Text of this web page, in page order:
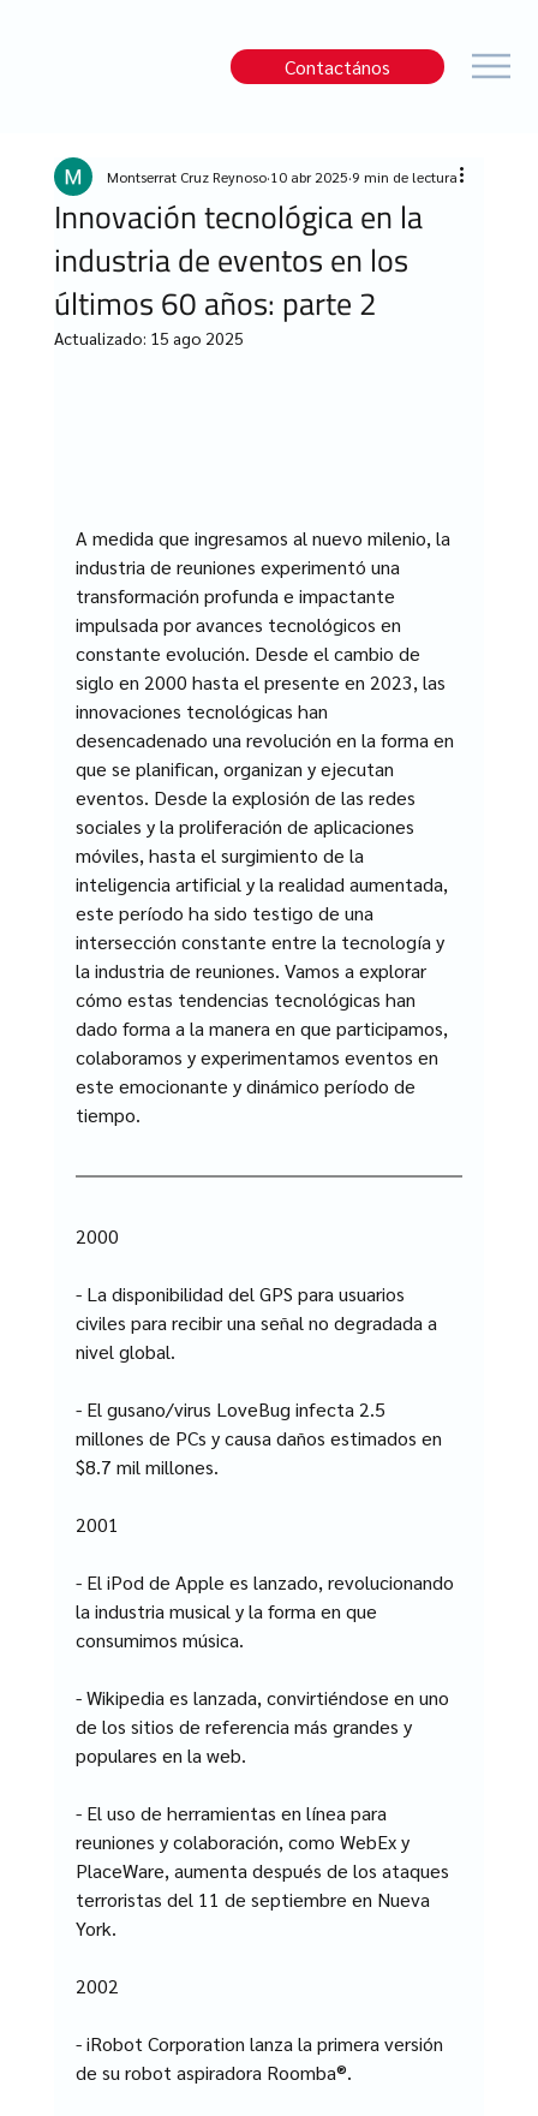
Contactános
Innovación tecnológica en la
industria de eventos en los
últimos 60 años: parte 2
Montserrat Cruz Reynoso 10 abr 2025 9 min de lectura
Actualizado: 15 ago 2025
A medida que ingresamos al nuevo milenio, la
industria de reuniones experimentó una
transformación profunda e impactante
impulsada por avances tecnológicos en
constante evolución. Desde el cambio de
siglo en 2000 hasta el presente en 2023, las
innovaciones tecnológicas han
desencadenado una revolución en la forma en
que se planifican, organizan y ejecutan
eventos. Desde la explosión de las redes
sociales y la proliferación de aplicaciones
móviles, hasta el surgimiento de la
inteligencia artificial y la realidad aumentada,
este período ha sido testigo de una
intersección constante entre la tecnología y
la industria de reuniones. Vamos a explorar
cómo estas tendencias tecnológicas han
dado forma a la manera en que participamos,
colaboramos y experimentamos eventos en
este emocionante y dinámico período de
tiempo.
2000
- La disponibilidad del GPS para usuarios
civiles para recibir una señal no degradada a
nivel global.
- El gusano/virus LoveBug infecta 2.5
millones de PCs y causa daños estimados en
$8.7 mil millones.
2001
- El iPod de Apple es lanzado, revolucionando
la industria musical y la forma en que
consumimos música.
- Wikipedia es lanzada, convirtiéndose en uno
de los sitios de referencia más grandes y
populares en la web.
- El uso de herramientas en línea para
reuniones y colaboración, como WebEx y
PlaceWare, aumenta después de los ataques
terroristas del 11 de septiembre en Nueva
York.
2002
- iRobot Corporation lanza la primera versión
de su robot aspiradora Roomba®.